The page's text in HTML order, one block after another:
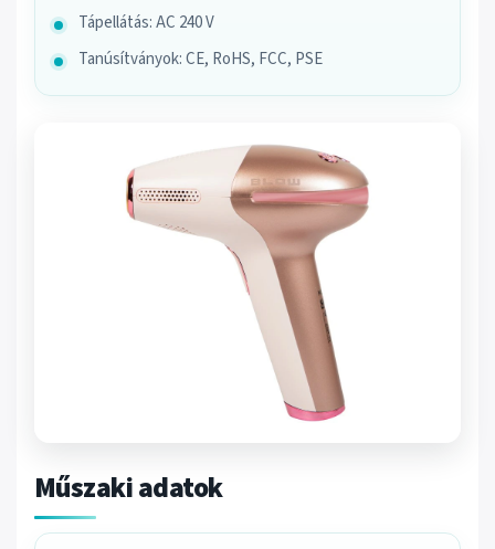
Tápellátás: AC 240 V
Tanúsítványok: CE, RoHS, FCC, PSE
Műszaki adatok